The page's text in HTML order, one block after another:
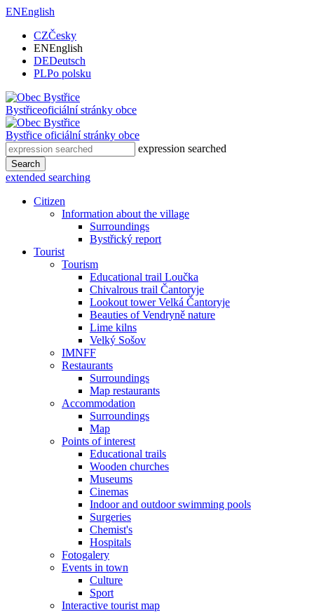
ENEnglish
CZČesky
ENEnglish
DEDeutsch
PLPo polsku
Bystřiceoficiální stránky obce
Bystřice oficiální stránky obce
expression searched
Search
extended searching
Citizen
Information about the village
Surroundings
Bystřický report
Tourist
Tourism
Educational trail Loučka
Chivalrous trail Čantoryje
Lookout tower Velká Čantoryje
Beauties of Vendryně nature
Lime kilns
Velký Sošov
IMNFF
Restaurants
Surroundings
Map restaurants
Accommodation
Surroundings
Map
Points of interest
Educational trails
Wooden churches
Museums
Cinemas
Indoor and outdoor swimming pools
Surgeries
Chemist's
Hospitals
Fotogalery
Events in town
Culture
Sport
Interactive tourist map